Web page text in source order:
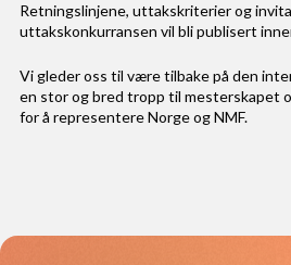
Retningslinjene, uttakskriterier og
uttakskonkurransen vil bli publisert
Vi gleder oss til være tilbake på den
en stor og bred tropp til mesterskapet
for å representere Norge og NMF.